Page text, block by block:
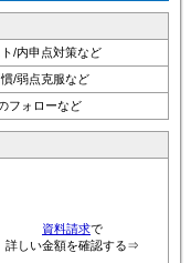
方
/内申点対策など
/弱点克服など
フォローなど